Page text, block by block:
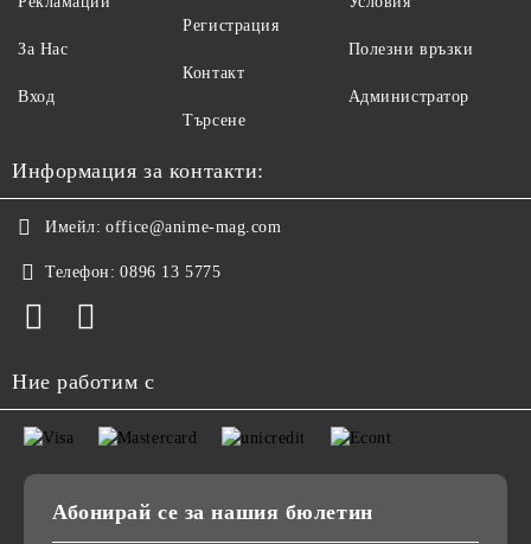
За Нас
Вход
Регистрация
Контакт
Търсене
Полезни връзки
Администратор
Информация за контакти:
Имейл: office@anime-mag.com
Телефон: 0896 13 5775
Ние работим с
Абонирай се за нашия бюлетин